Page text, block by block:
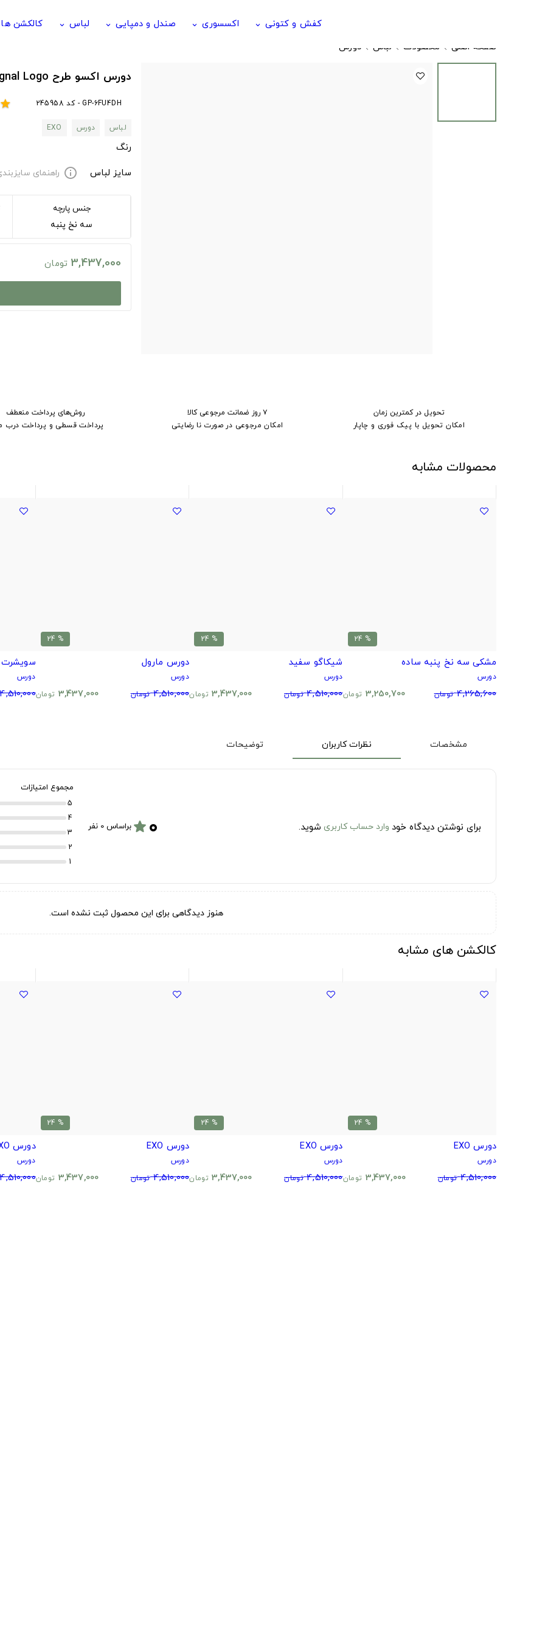
کفش و کتونی keyboard_arrow_down اکسسوری keyboard_arrow_down صندل و دمپایی keyboard_arrow_down لباس keyboard_arrow_down کالکشن ها
صفحه اصلی محصولات لباس دورس
دورس اکسو طرح TWICE Signal Logo
GP-6FU4DH - کد 245958 star
لباس
دورس EXO
رنگ
سایز لباس
info راهنمای
جنس پارچه
سه نخ پنبه
3,437,000 تومان
تحویل در کمترین زمان
امکان تحویل با پیک فوری و چاپار
۷ روز ضمانت مرجوعی کالا
امکان مرجوعی در صورت نا رضایتی
روش‌های پرداخت منعطف
پرداخت قسطی و پرداخت درب
محصولات مشابه
% 24
مشکی سه نخ پنبه ساده
دورس
4,265,600 تومان 3,250,700 تومان
% 24
شیکاگو سفید
دورس
4,510,000 تومان 3,437,000 تومان
% 24
دورس مارول
دورس
4,510,000 تومان 3,437,000 تومان
سویشرت
دورس
4,510,000
مشخصات نظرات کاربران توضیحات
برای نوشتن دیدگاه خود وارد حساب کاربری شوید. ۰ starبراساس 0 نفر
مجموع امتیازات
5
4
3
2
1
هنوز دیدگاهی برای این محصول ثبت نشده است.
کالکشن های مشابه
% 24
دورس EXO
دورس
4,510,000 تومان 3,437,000 تومان
% 24
دورس EXO
دورس
4,510,000 تومان 3,437,000 تومان
% 24
دورس EXO
دورس
4,510,000 تومان 3,437,000 تومان
دورس EXO
دورس
4,510,000